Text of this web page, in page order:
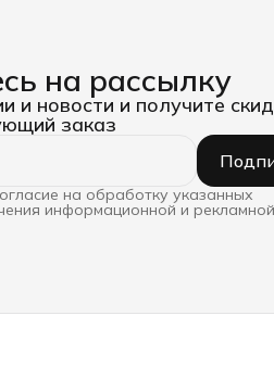
на рассылку
и новости и получите
заказ
на обработку указанных
информационной и